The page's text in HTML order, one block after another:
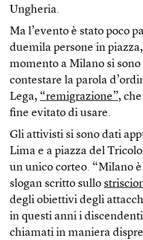
Ungheria.
Ma l’evento è stato poco
duemila persone in
momento a Milano si
contestare la parola
Lega, “remigrazione”,
fine evitato di usare.
Gli attivisti si sono dati
Lima e a piazza del
un unico corteo. “Milano
slogan scritto sullo
degli obiettivi degli
in questi anni i
chiamati in maniera